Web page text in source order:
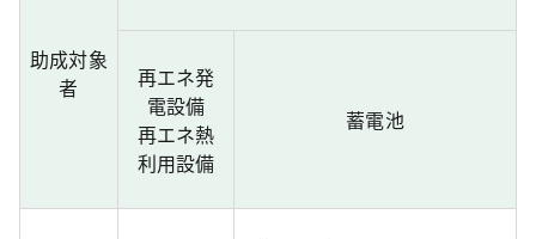
助成対象
者
再エネ発
電設備
再エネ熱
利用設備
蓄電池